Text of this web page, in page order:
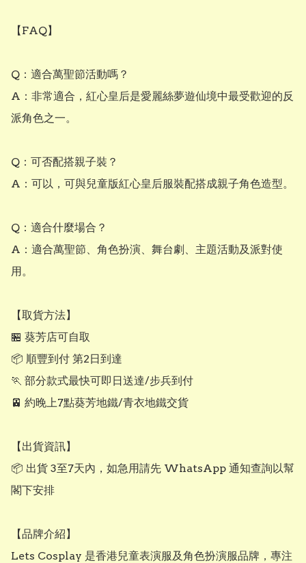
【FAQ】
Q：適合萬聖節活動嗎？
A：非常適合，紅心皇后是愛麗絲夢遊仙境中最受歡迎的反
派角色之一。
Q：可否配搭親子裝？
A：可以，可與兒童版紅心皇后服裝配搭成親子角色造型。
Q：適合什麼場合？
A：適合萬聖節、角色扮演、舞台劇、主題活動及派對使
用。
【取貨方法】
🏪 葵芳店可自取
📦 順豐到付 第2日到達
🏃 部分款式最快可即日送達/步兵到付
🚈 約晚上7點葵芳地鐵/青衣地鐵交貨
【出貨資訊】
📦 出貨 3至7天內，如急用請先 WhatsApp 通知查詢以幫
閣下安排
【品牌介紹】
Lets Cosplay 是香港兒童表演服及角色扮演服品牌，專注